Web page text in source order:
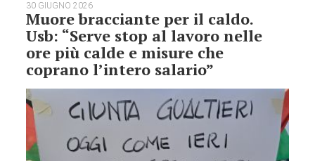
30 GIUGNO 2026
Muore bracciante per il caldo.
Usb: “Serve stop al lavoro nelle
ore più calde e misure che
coprano l’intero salario”